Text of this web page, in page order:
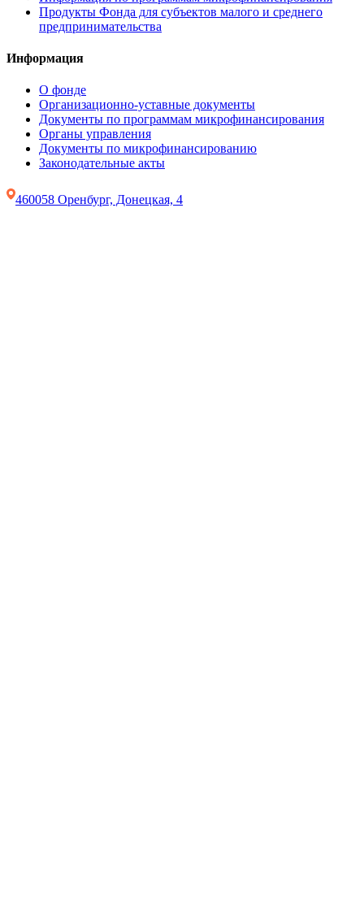
Продукты Фонда для субъектов малого и среднего
предпринимательства
Информация
О фонде
Организационно-уставные документы
Документы по программам микрофинансирования
Органы управления
Документы по микрофинансированию
Законодательные акты
460058 Оренбург, Донецкая, 4